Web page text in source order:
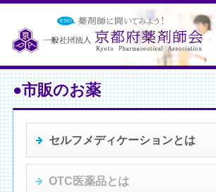
●市販のお薬
セルフメディケーションとは
OTC医薬品とは